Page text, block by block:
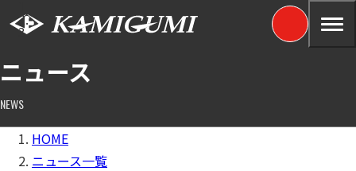
ニュース
NEWS
HOME
ニュース一覧